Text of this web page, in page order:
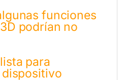
funciones
podrían no
para
dispositivo